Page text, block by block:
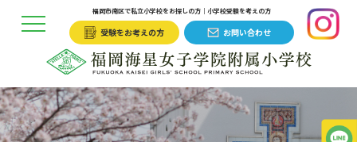
福岡市南区で私立小学校をお探しの方｜小学校受験を考えの方
受験をお考えの方 お問い合わせ